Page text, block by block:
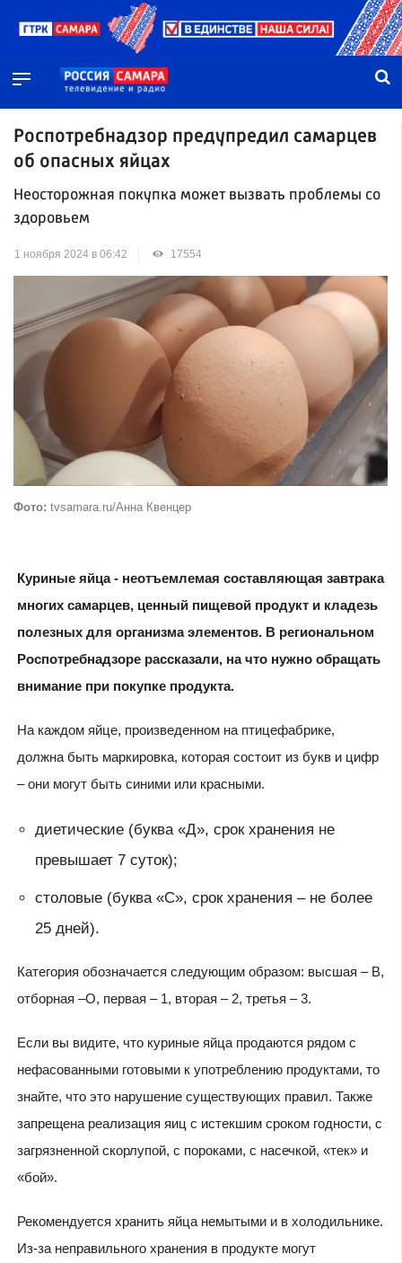
Роспотребнадзор предупредил самарцев
об опасных яйцах
Неосторожная покупка может вызвать проблемы со
здоровьем
1 ноября 2024 в 06:42 17554
Фото: tvsamara.ru/Анна Квенцер
Куриные яйца - неотъемлемая составляющая завтрака
многих самарцев, ценный пищевой продукт и кладезь
полезных для организма элементов. В региональном
Роспотребнадзоре рассказали, на что нужно обращать
внимание при покупке продукта.
На каждом яйце, произведенном на птицефабрике,
должна быть маркировка, которая состоит из букв и цифр
– они могут быть синими или красными.
диетические (буква «Д», срок хранения не
превышает 7 суток);
столовые (буква «С», срок хранения – не более
25 дней).
Категория обозначается следующим образом: высшая – В,
отборная –О, первая – 1, вторая – 2, третья – 3.
Если вы видите, что куриные яйца продаются рядом с
нефасованными готовыми к употреблению продуктами, то
знайте, что это нарушение существующих правил. Также
запрещена реализация яиц с истекшим сроком годности, с
загрязненной скорлупой, с пороками, с насечкой, «тек» и
«бой».
Рекомендуется хранить яйца немытыми и в холодильнике.
Из-за неправильного хранения в продукте могут